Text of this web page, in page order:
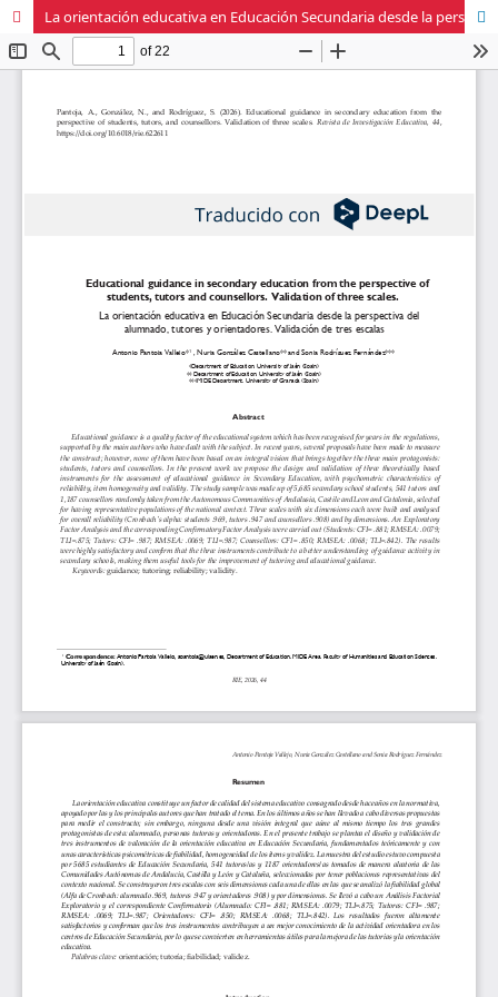
La orientación educativa en Educación Secundaria desde la perspectiva del alumnado, tutores y orientadores